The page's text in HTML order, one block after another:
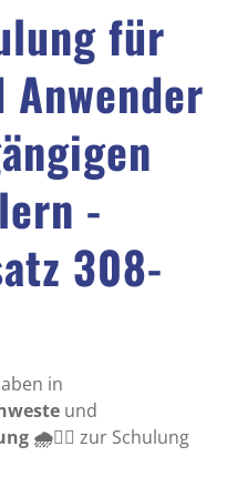
für
-
308-
in
und
🌧️👷‍♂️ zur Schulung